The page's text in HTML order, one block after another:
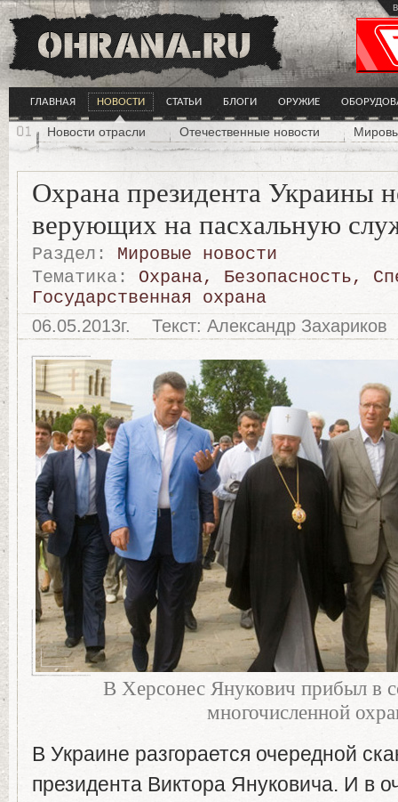
ГЛАВНАЯ НОВОСТИ СТАТЬИ БЛОГИ ОРУЖИЕ
Новости отрасли Отечественные новости
Охрана президента Украины
верующих на пасхальную
Раздел:
Мировые новости
Тематика:
Охрана, Безопасность,
Государственная охрана
06.05.2013г. Текст: Александр Захариков
В Херсонес Янукович прибыл в
многочисленной
В Украине разгорается очередной
президента Виктора Януковича. И в